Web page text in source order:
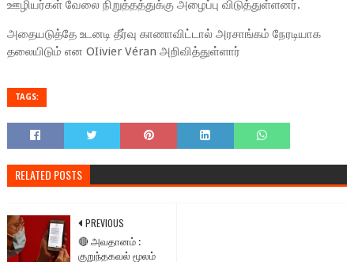
ஊழியர்கள் வேலை நிறுத்தத்துக்கு அழைப்பு விடுத்துள்ளனர்.
அதையடுத்தே உடனடி தீர்வு காணாவிட்டால் அரசாங்கம் நேரடியாக
தலையிடும் என OIivier Véran அறிவித்துள்ளார்
TAGS:
RELATED POSTS
PREVIOUS
🔴 அவதானம் :
குறுந்தகவல் மூலம்